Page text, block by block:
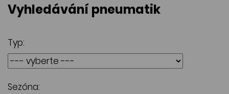
Vyhledávání pneumatik
Typ:
Sezóna: